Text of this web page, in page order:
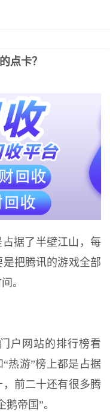
点卡？
据了半壁江山，每
把腾讯的游戏全部
。
网站的排行榜看
热游”榜上都是占据
，前二十还有很多腾
帝国”。